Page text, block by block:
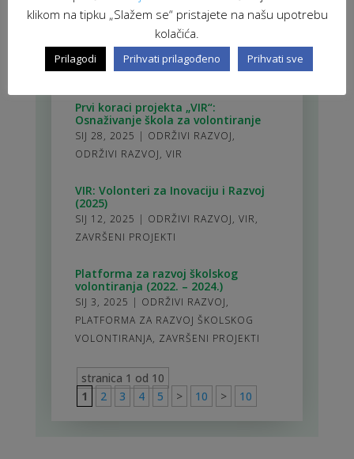
AKTIVNO GRAĐANSTVO,ODRŽIVI
PLATFORMA ZA RAZVOJ
ŠKOLSKOG VOLONTIRANJA
VOLONTERI ZA INOVACIJU I RAZVOJ
Prvi koraci projekta „VIR“:
Osnaživanje škola za volontiranje
SIJ 28, 2025 | ODRŽIVI RAZVOJ,
ODRŽIVI RAZVOJ, VIR
VIR: Volonteri za Inovaciju i Razvoj
(2025)
SIJ 12, 2025 | ODRŽIVI RAZVOJ, VIR,
ZAVRŠENI PROJEKTI
Platforma za razvoj školskog
volontiranja (2022. – 2024.)
SIJ 3, 2025 | ODRŽIVI RAZVOJ,
PLATFORMA ZA RAZVOJ ŠKOLSKOG
VOLONTIRANJA, ZAVRŠENI PROJEKTI
stranica 1 od 10
1
2 3 4 5 > 10 > 10
klikom na tipku „Slažem se“ pristajete na našu upotrebu
kolačića.
Prilagodi Prihvati prilagođeno Prihvati sve